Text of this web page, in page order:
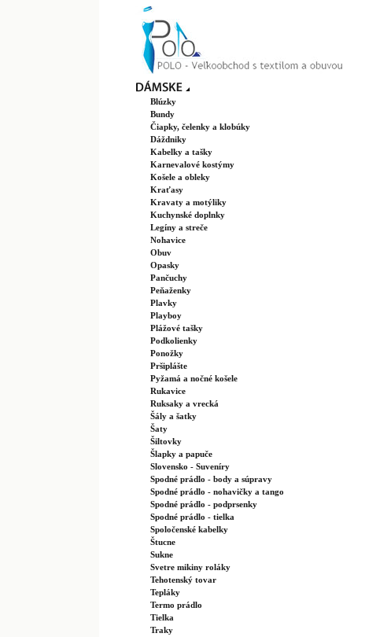
Blúzky
Bundy
Čiapky, čelenky a klobúky
Dáždniky
Kabelky a tašky
Karnevalové kostýmy
Košele a obleky
Kraťasy
Kravaty a motýliky
Kuchynské doplnky
Legíny a streče
Nohavice
Obuv
Opasky
Pančuchy
Peňaženky
Plavky
Playboy
Plážové tašky
Podkolienky
Ponožky
Pršiplášte
Pyžamá a nočné košele
Rukavice
Ruksaky a vrecká
Šály a šatky
Šaty
Šiltovky
Šlapky a papuče
Slovensko - Suveníry
Spodné prádlo - body a súpravy
Spodné prádlo - nohavičky a tango
Spodné prádlo - podprsenky
Spodné prádlo - tielka
Spoločenské kabelky
Štucne
Sukne
Svetre mikiny roláky
Tehotenský tovar
Tepláky
Termo prádlo
Tielka
Traky